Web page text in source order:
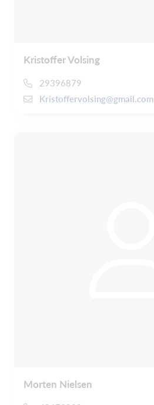
Kristoffer Volsing
29396879
Kristoffervolsing@gmail.com
Morten Nielsen